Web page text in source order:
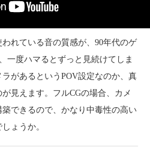
われている音の質感が、90年代のゲ
一度ハマるとずっと見続けてしま
があるというPOV設定なのか、真
見えます。フルCGの場合、カメ
できるので、かなり中毒性の高い
ょうか。